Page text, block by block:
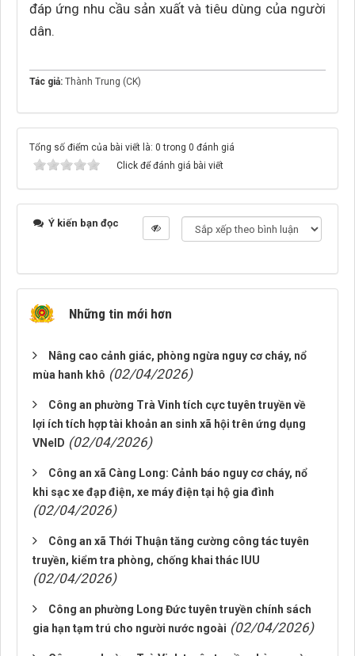
đáp ứng nhu cầu sản xuất và tiêu dùng của người
dân.
Tác giả: Thành Trung (CK)
Tổng số điểm của bài viết là: 0 trong 0 đánh giá
Click để đánh giá bài viết
Ý kiến bạn đọc
Những tin mới hơn
Nâng cao cảnh giác, phòng ngừa nguy cơ cháy, nổ
mùa hanh khô (02/04/2026)
Công an phường Trà Vinh tích cực tuyên truyền về
lợi ích tích hợp tài khoản an sinh xã hội trên ứng dụng
VNeID (02/04/2026)
Công an xã Càng Long: Cảnh báo nguy cơ cháy, nổ
khi sạc xe đạp điện, xe máy điện tại hộ gia đình
(02/04/2026)
Công an xã Thới Thuận tăng cường công tác tuyên
truyền, kiểm tra phòng, chống khai thác IUU
(02/04/2026)
Công an phường Long Đức tuyên truyền chính sách
gia hạn tạm trú cho người nước ngoài (02/04/2026)